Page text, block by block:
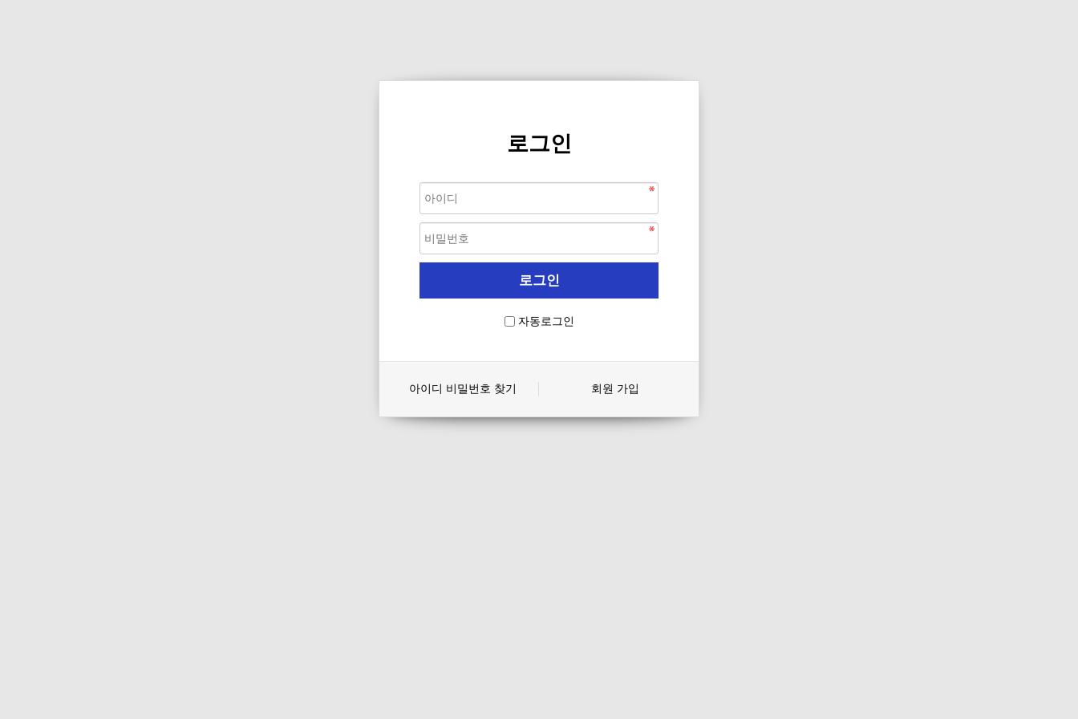
로그인
자동로그인
아이디 비밀번호 찾기 회원 가입